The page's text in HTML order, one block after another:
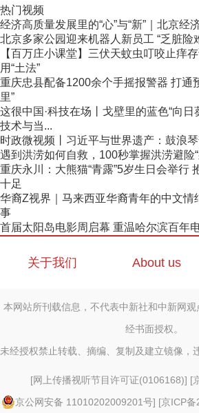
热门视频
经济高质量发展里的“心”与“新”｜北京经
北京多家公园迎来机器人新员工 “乏脏险
【百万庄小课堂】三伏天蚊虫叮咬止痒
用“土法”
重庆忠县配备1200余个手摇报警器 打通
里”
这很中国·科技在场丨戈壁里的蓝色“向日
技术与当...
时政微视频丨习近平与世界遗产：鼓浪
遇到洪涝如何自救，100秒掌握洪涝避险“
重庆永川：大熊猫“青露”5岁生日会举行
十足
华裔Z视界｜马来西亚华裔青年的中文情
事
首届太阳岛电影周启幕 重温哈尔滨百年
关于我们 About us
本网站所刊载信息，不代表中新社和中新网
经书面授权。
未经授权禁止转载、摘编、复制及建立镜像，
[网上传播视听节目许可证(0106168)] [
京公网安备 11010202009201号] [京ICP